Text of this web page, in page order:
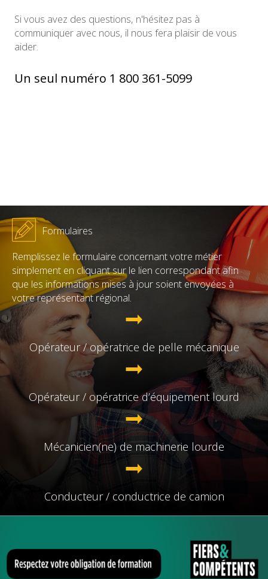
Si vous avez des questions, n'hésitez pas à
communiquer avec nous, il nous fera plaisir de vous
aider.
Un seul numéro 1 800 361-5099
Formulaires
Remplissez le formulaire concernant votre métier
simplement en cliquant sur le lien correspondant afin
que les informations mises à jour soient envoyées à
votre représentant régional.
Opérateur / opératrice de pelle mécanique
Opérateur / opératrice d’équipement lourd
Mécanicien(ne) de machinerie lourde
Conducteur / conductrice de camion